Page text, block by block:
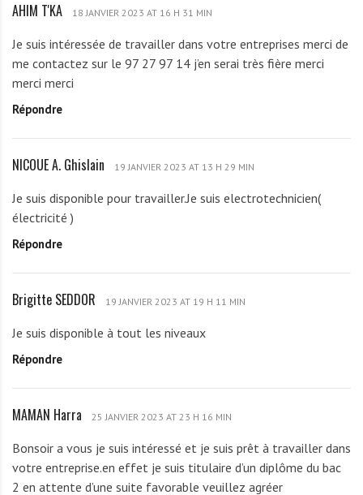
D
O
R
A
I
M
T
'
AHIM T'KA 18 JANVIER 2023 AT 16 H 31 MIN
Je suis intéressée de travailler dans votre entreprises merci de
me contactez sur le 97 27 97 14 j’en serai très fière merci
merci merci
Répondre
N
C
O
U
.
h
i
a
i
NICOUE A. Ghislain 19 JANVIER 2023 AT 13 H 29 MIN
Je suis disponible pour travailler.Je suis electrotechnicien(
électricité )
Répondre
B
i
g
t
S
E
Brigitte SEDDOR 19 JANVIER 2023 AT 19 H 11 MIN
Je suis disponible à tout les niveaux
Répondre
M
M
A
MAMAN Harra 25 JANVIER 2023 AT 23 H 16 MIN
Bonsoir a vous je suis intéressé et je suis prêt à travailler dans
votre entreprise.en effet je suis titulaire d’un diplôme du bac
2 en attente d’une suite favorable veuillez agréer